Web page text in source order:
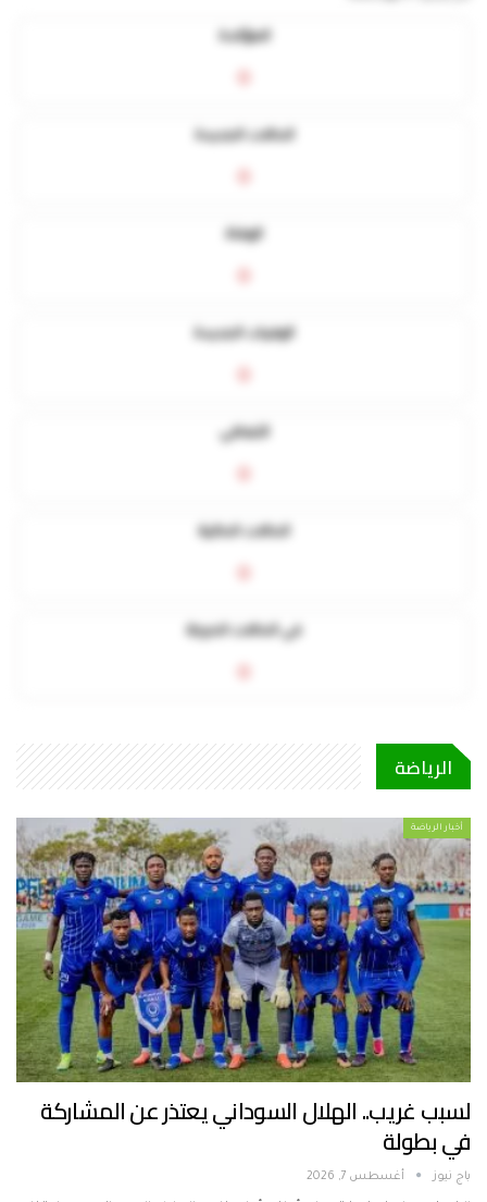
التعافي
في الحالات الحرجة
الرياضة
أخبار الرياضة
لسبب غريب.. الهلال السوداني يعتذر عن المشاركة
في بطولة
باج نيوز أغسطس 7, 2026